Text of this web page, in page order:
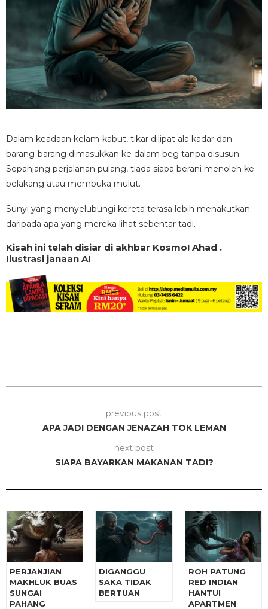
Dalam keadaan kelam-kabut, tikar dilipat ala kadar dan
barang-barang dimasukkan ke dalam beg tanpa disusun.
Sepanjang perjalanan pulang, tiada siapa berani menoleh ke
belakang atau membuka mulut.
Sunyi yang menyelubungi kereta terasa lebih menakutkan
daripada apa yang mereka lihat sebentar tadi.
Kisah ini telah disiar di akhbar Kosmo! Ahad .
Ilustrasi janaan AI
previous post
APA JADI DENGAN JENAZAH TOK LEMAN
next post
SIAPA BAYARKAN MAKANAN TADI?
PERJANJIAN
MAKHLUK BUAS
SUNGAI
PAHANG
DIGANGGU
SAKA TIDAK
BERTUAN
ROH PATUNG
RED INDIAN
HANTUI
APARTMEN